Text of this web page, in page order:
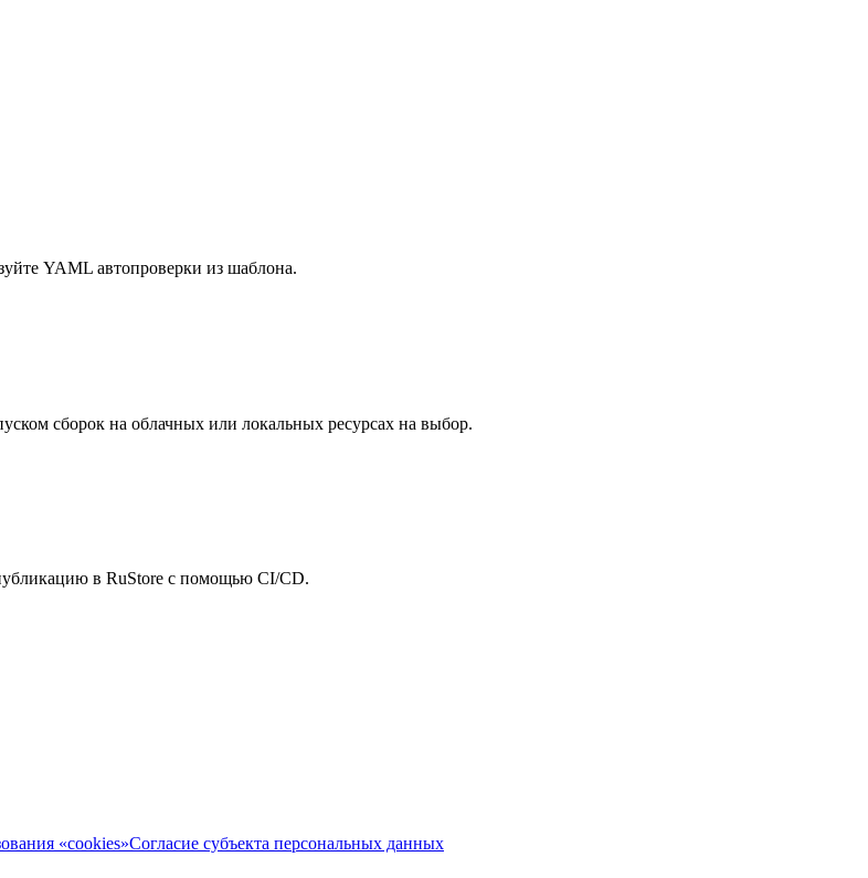
YAML автопроверки из шаблона.
сборок на облачных или локальных ресурсах на выбор.
в RuStore с помощью CI/CD.
«cookies»Согласие субъекта персональных данных